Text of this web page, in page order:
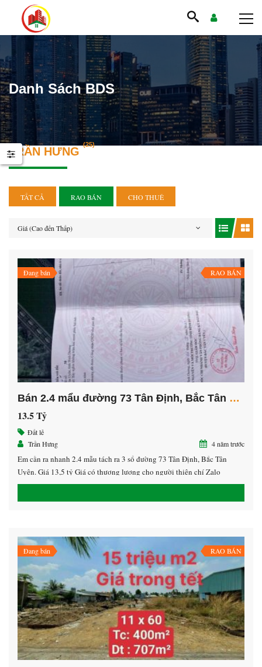
Danh Sách BDS
TRẦN HƯNG
(25)
TẤT CẢ RAO BÁN CHO THUÊ
Giá (Cao đến Thấp)
Đang bán RAO BÁN
Bán 2.4 mẩu đường 73 Tân Định, Bắc Tân Uyên, Bình Dương
13.5 Tỷ
Đất lẻ
Trần Hưng
4 năm trước
Em cần ra nhanh 2.4 mẫu tách ra 3 sổ đường 73 Tân Định, Bắc Tân
Uyên. Giá 13,5 tỷ Giá có thương lượng cho người thiện chí Zalo
0938.532.572 Hưng giáp chủ
Đang bán RAO BÁN
6.8 Tỷ
CĂN HỘ CAO CẤP HAPPY ONE CENTRAL BÌNH DƯƠNG HAPPY ONE CENTRAL Bình Dương
Liên Hệ